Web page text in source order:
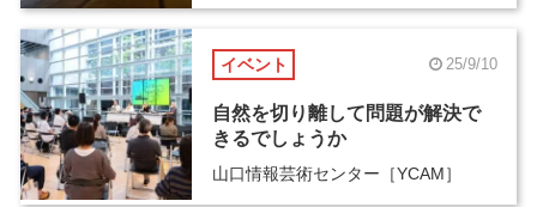
イベント 25/9/10
自然を切り離して問題が解決で
きるでしょうか
山口情報芸術センター［YCAM］